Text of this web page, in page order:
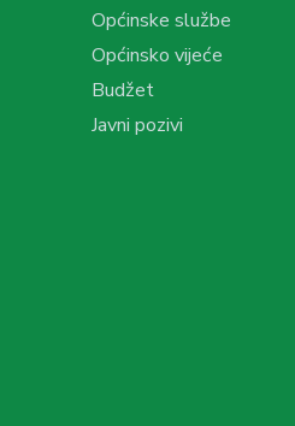
Općinske službe
Općinsko vijeće
Budžet
Javni pozivi